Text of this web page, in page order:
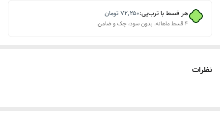
هر قسط با ترب‌پی:۷۲٬۲۵۰تومان
۴ قسط ماهانه. بدون سود، چک و ضامن.
نظرات